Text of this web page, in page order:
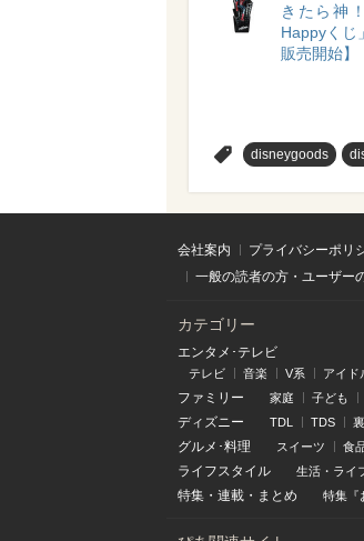
きたら神
Happyくじ
販売開始】
disneygoods
会社案内 プライバシーポリ
一般の読者の方・ユーザー
カテゴリー
エンタメ･テレビ
テレビ 音楽 V系 アイド
ファミリー 家庭 子ども
ディズニー TDL TDS
グルメ･料理 スイーツ 食
ライフスタイル 生活・ライ
特集 ・ 連載 ・ まとめ 特集『